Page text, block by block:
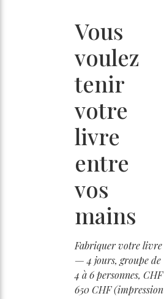
Vous
voulez
tenir
votre
livre
entre
vos
mains
Fabriquer votre livre
— 4 jours, groupe de
4 à 6 personnes, CHF
650 CHF (impression